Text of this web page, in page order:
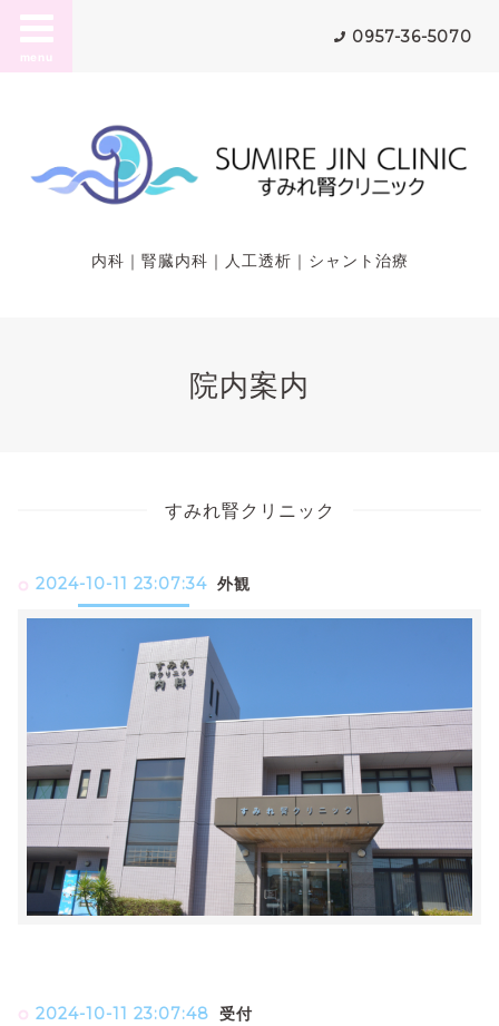
menu
0957-36-5070
内科｜腎臓内科｜人工透析｜シャント治療
院内案内
すみれ腎クリニック
2024-10-11 23:07:34 外観
2024-10-11 23:07:48 受付